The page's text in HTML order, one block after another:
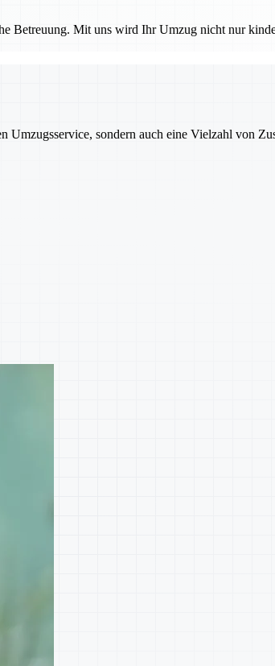
Betreuung. Mit uns wird Ihr Umzug nicht nur
sondern auch eine Vielzahl von